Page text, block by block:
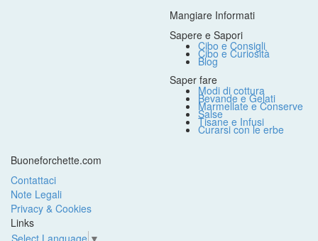
Mangiare Informati
Sapere e Sapori
Cibo e Consigli
Cibo e Curiosità
Blog
Saper fare
Modi di cottura
Bevande e Gelati
Marmellate e Conserve
Salse
Tisane e Infusi
Curarsi con le erbe
Buoneforchette.com
Contattaci
Note Legali
Privacy & Cookies
Links
Select Language ▼